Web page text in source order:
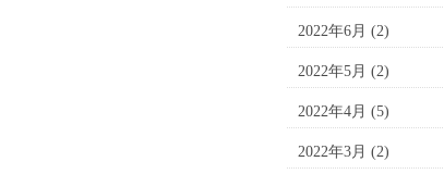
2022年6月 (2)
2022年5月 (2)
2022年4月 (5)
2022年3月 (2)